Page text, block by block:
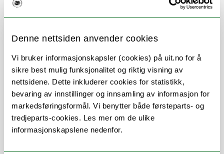
Denne nettsiden anvender cookies
Vi bruker informasjonskapsler (cookies) på uit.no for å
sikre best mulig funksjonalitet og riktig visning av
nettsidene. Dette inkluderer cookies for statistikk,
bevaring av innstillinger og innsamling av informasjon for
markedsføringsformål. Vi benytter både førsteparts- og
tredjeparts-cookies. Les mer om de ulike
informasjonskapslene nedenfor.
Om
Forskning og undervisning
Publikasjoner
Her finner du meg